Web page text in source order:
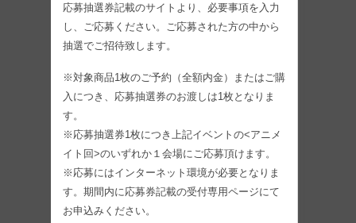
応募抽選券記載のサイトより、必要事項を入力
し、ご応募ください。ご応募された方の中から
抽選でご招待致します。
※対象商品1枚のご予約（全額内金）またはご購
入につき、応募抽選券のお渡しは1枚となりま
す。
※応募抽選券1枚につき上記イベントの<アニメ
イト回>のいずれか１会場にご応募頂けます。
※応募にはインターネット環境が必要となりま
す。期間内に応募券記載の受付専用ページにて
お申込みください。